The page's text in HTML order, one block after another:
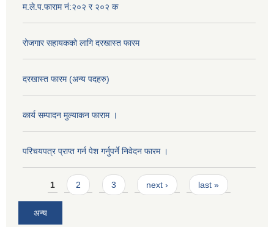
म.ले.प.फाराम नं:२०२ र २०२ क
रोजगार सहायकको लागि दरखास्त फारम
दरखास्त फारम (अन्य पदहरु)
कार्य सम्पादन मुल्याक‌न फाराम ।
परिचयपत्र प्राप्त गर्न पेश गर्नुपर्ने निवेदन फारम ।
Pages
1 2 3 next › last »
अन्य